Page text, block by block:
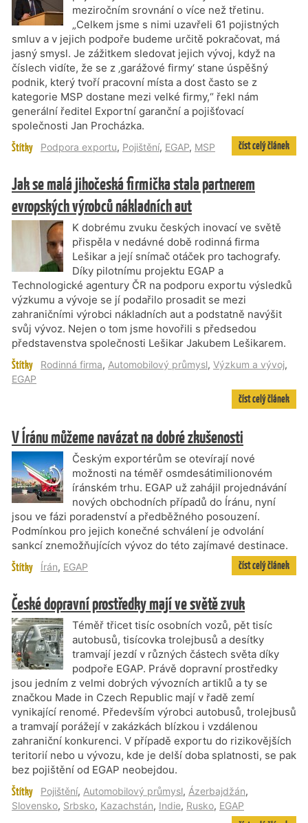
meziročním srovnání o více než třetinu.
„Celkem jsme s nimi uzavřeli 61 pojistných
smluv a v jejich podpoře budeme určitě pokračovat, má
jasný smysl. Je zážitkem sledovat jejich vývoj, když na
číslech vidíte, že se z ‚garážové firmy‘ stane úspěšný
podnik, který tvoří pracovní místa a dost často se z
kategorie MSP dostane mezi velké firmy,“ řekl nám
generální ředitel Exportní garanční a pojišťovací
společnosti Jan Procházka.
Štítky Podpora exportu, Pojištění, EGAP, MSP číst celý článek
Jak se malá jihočeská firmička stala partnerem
evropských výrobců nákladních aut
K dobrému zvuku českých inovací ve světě
přispěla v nedávné době rodinná firma
Lešikar a její snímač otáček pro tachografy.
Díky pilotnímu projektu EGAP a
Technologické agentury ČR na podporu exportu výsledků
výzkumu a vývoje se jí podařilo prosadit se mezi
zahraničními výrobci nákladních aut a podstatně navýšit
svůj vývoz. Nejen o tom jsme hovořili s předsedou
představenstva společnosti Lešikar Jakubem Lešikarem.
Štítky Rodinná firma, Automobilový průmysl, Výzkum a vývoj,
EGAP
číst celý článek
V Íránu můžeme navázat na dobré zkušenosti
Českým exportérům se otevírají nové
možnosti na téměř osmdesátimilionovém
íránském trhu. EGAP už zahájil projednávání
nových obchodních případů do Íránu, nyní
jsou ve fázi poradenství a předběžného posouzení.
Podmínkou pro jejich konečné schválení je odvolání
sankcí znemožňujících vývoz do této zajímavé destinace.
Štítky Írán, EGAP číst celý článek
České dopravní prostředky mají ve světě zvuk
Téměř třicet tisíc osobních vozů, pět tisíc
autobusů, tisícovka trolejbusů a desítky
tramvají jezdí v různých částech světa díky
podpoře EGAP. Právě dopravní prostředky
jsou jedním z velmi dobrých vývozních artiklů a ty se
značkou Made in Czech Republic mají v řadě zemí
vynikající renomé. Především výrobci autobusů, trolejbusů
a tramvají porážejí v zakázkách blízkou i vzdálenou
zahraniční konkurenci. V případě exportu do rizikovějších
teritorií nebo u vývozu, kde je delší doba splatnosti, se pak
bez pojištění od EGAP neobejdou.
Štítky Pojištění, Automobilový průmysl, Ázerbajdžán,
Slovensko, Srbsko, Kazachstán, Indie, Rusko, EGAP